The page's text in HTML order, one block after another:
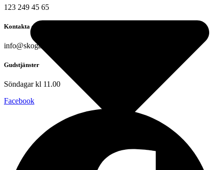
123 249 45 65
Kontakta oss
info@skogakyrkan.se
Gudstjänster
Söndagar kl 11.00
Facebook